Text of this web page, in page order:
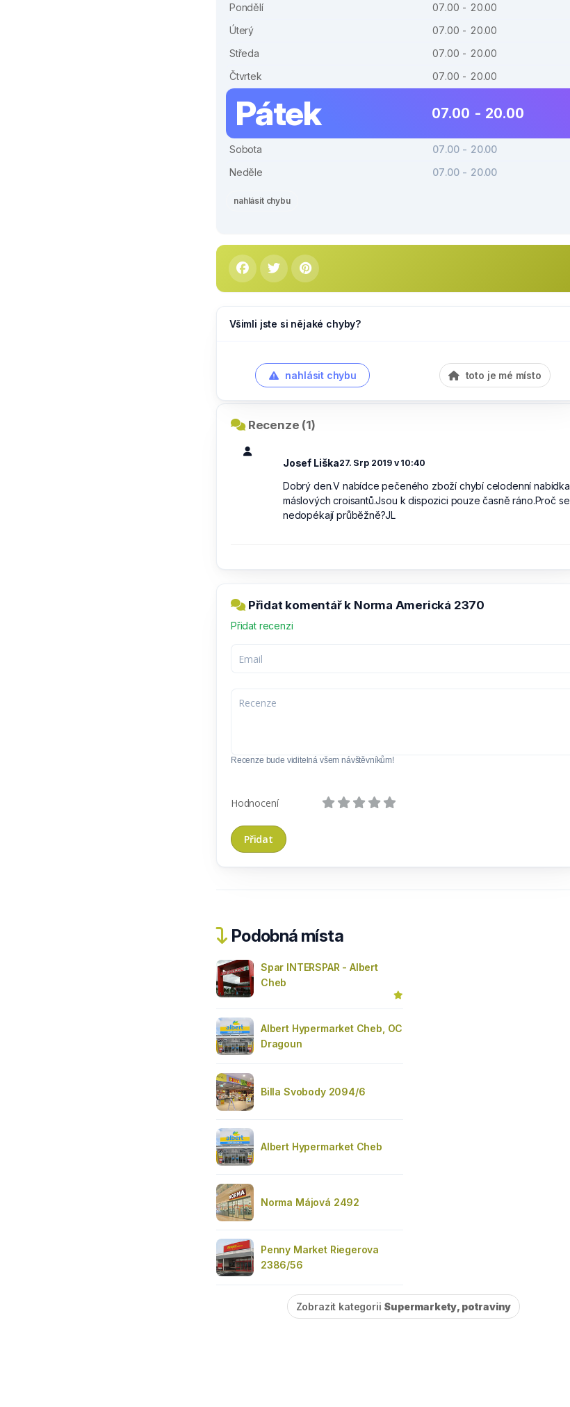
Pondělí
07.00 - 20.00
Úterý
07.00 - 20.00
Středa
07.00 - 20.00
Čtvrtek
07.00 - 20.00
Pátek 07.00 - 20.00
Sobota
07.00 - 20.00
Neděle
07.00 - 20.00
nahlásit chybu
Všimli jste si nějaké chyby?
nahlásit chybu toto je mé místo
Recenze (1)
Josef Liška27. Srp 2019 v 10:40
Dobrý den.V nabídce pečeného zboží chybí celodenní nabídka
máslových croisantů.Jsou k dispozici pouze časně ráno.Proč se
nedopékají průběžně?JL
Přidat komentář k Norma Americká 2370
Přidat recenzi
Recenze bude viditelná všem návštěvníkům!
Hodnocení
Podobná místa
Spar INTERSPAR - Albert
Cheb
Albert Hypermarket Cheb, OC
Dragoun
Billa Svobody 2094/6
Albert Hypermarket Cheb
Norma Májová 2492
Penny Market Riegerova
2386/56
Zobrazit kategorii Supermarkety, potraviny